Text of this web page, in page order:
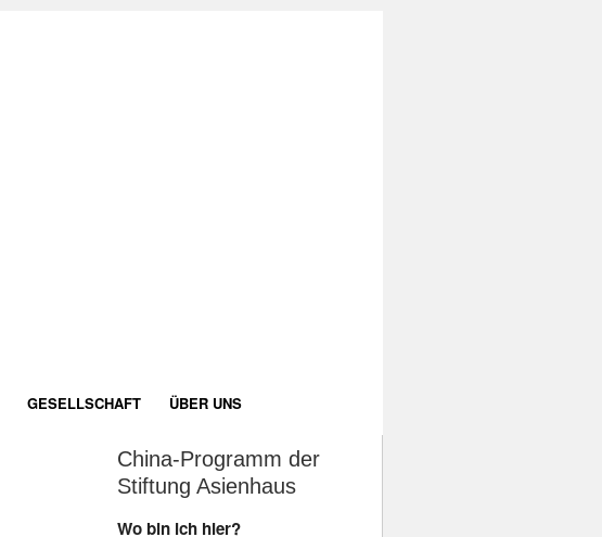
GESELLSCHAFT ÜBER UNS
China-Programm der
Stiftung Asienhaus
Wo bin ich hier?